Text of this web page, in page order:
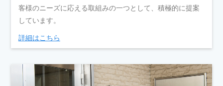
客様のニーズに応える取組みの一つとして、積極的に提案
しています。
詳細はこちら